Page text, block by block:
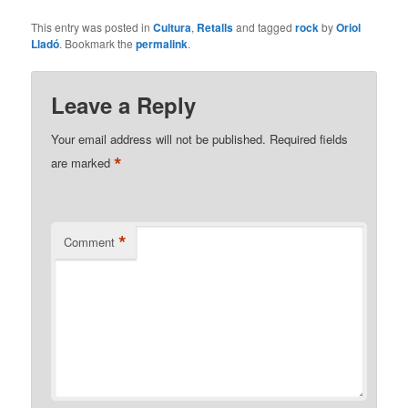
This entry was posted inCultura, Retallsand taggedrockbyOriol
Lladó. Bookmark thepermalink.
Leave a Reply
Your email address will not be published. Required fields
are marked*
Comment *